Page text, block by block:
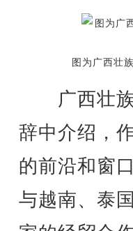
图为广西壮
广西壮族
辞中介绍，
的前沿和窗
与越南、泰